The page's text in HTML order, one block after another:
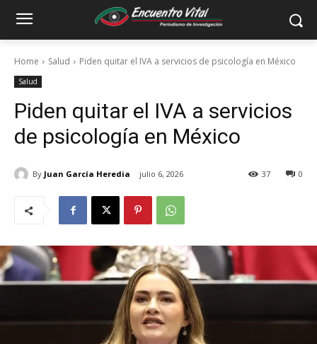
Home Salud Piden quitar el IVA a servicios de psicología en México
Salud
Piden quitar el IVA a servicios
de psicología en México
By Juan García Heredia julio 6, 2026 0
37